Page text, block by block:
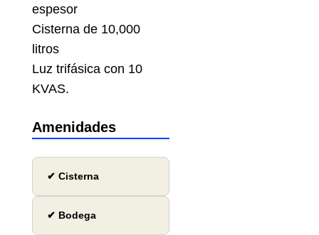
espesor
Cisterna de 10,000
litros
Luz trifásica con 10
KVAS.
Amenidades
✔ Cisterna
✔ Bodega